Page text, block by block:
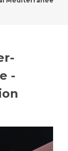
à un patient
radiologie
-